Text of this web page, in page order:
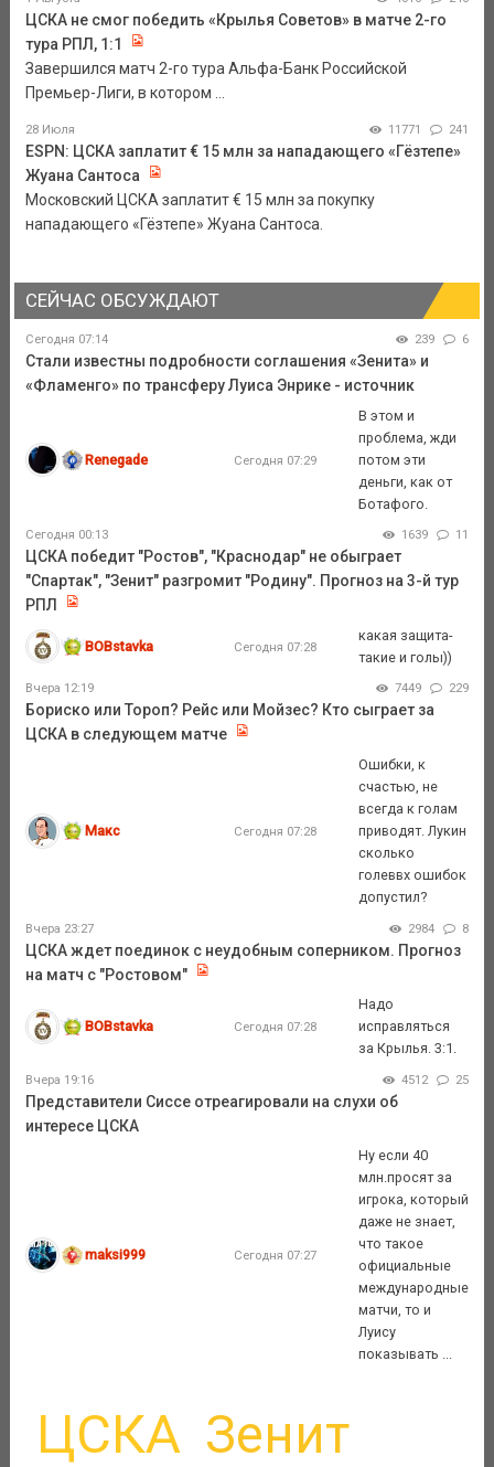
ЦСКА не смог победить «Крылья Советов» в матче 2-го
тура РПЛ, 1:1
Завершился матч 2-го тура Альфа-Банк Российской
Премьер-Лиги, в котором ...
28 Июля 11771 241
ESPN: ЦСКА заплатит € 15 млн за нападающего «Гёзтепе»
Жуана Сантоса
Московский ЦСКА заплатит € 15 млн за покупку
нападающего «Гёзтепе» Жуана Сантоса.
СЕЙЧАС ОБСУЖДАЮТ
Сегодня 07:14 239 6
Стали известны подробности соглашения «Зенита» и
«Фламенго» по трансферу Луиса Энрике - источник
Renegade Сегодня 07:29
В этом и
проблема, жди
потом эти
деньги, как от
Ботафого.
Сегодня 00:13 1639 11
ЦСКА победит "Ростов", "Краснодар" не обыграет
"Спартак", "Зенит" разгромит "Родину". Прогноз на 3-й тур
РПЛ
BOBstavka Сегодня 07:28
какая защита-
такие и голы))
Вчера 12:19 7449 229
Бориско или Тороп? Рейс или Мойзес? Кто сыграет за
ЦСКА в следующем матче
Макс Сегодня 07:28
Ошибки, к
счастью, не
всегда к голам
приводят. Лукин
сколько
голеввх ошибок
допустил?
Вчера 23:27 2984 8
ЦСКА ждет поединок с неудобным соперником. Прогноз
на матч с "Ростовом"
BOBstavka Сегодня 07:28
Надо
исправляться
за Крылья. 3:1.
Вчера 19:16 4512 25
Представители Сиссе отреагировали на слухи об
интересе ЦСКА
maksi999 Сегодня 07:27
Ну если 40
млн.просят за
игрока, который
даже не знает,
что такое
официальные
международные
матчи, то и
Луису
показывать ...
ЦСКА Зенит